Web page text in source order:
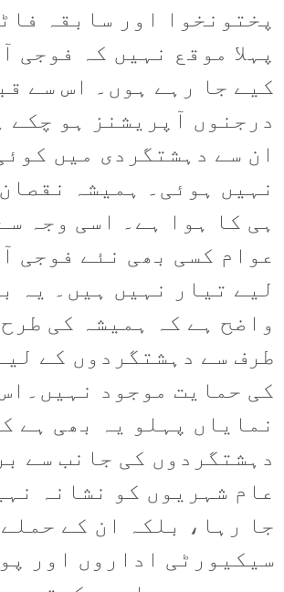
پختونخوا اور سابقہ
پہلا موقع نہیں کہ فوجی
کیے جا رہے ہوں۔ اس سے
درجنوں آپریشنز ہو چکے
ان سے دہشتگردی میں
نہیں ہوئی۔ ہمیشہ
ہی کا ہوا ہے۔ اسی وجہ
عوام کسی بھی نئے فوجی
لیے تیار نہیں ہیں۔ یہ
واضح ہے کہ ہمیشہ کی
طرف سے دہشتگردوں کے
کی حمایت موجود
نمایاں پہلو یہ بھی ہے
دہشتگردوں کی جانب سے
عام شہریوں کو نشانہ
جا رہا، بلکہ ان کے
سیکیورٹی اداروں اور